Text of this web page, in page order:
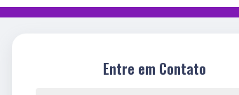
Entre em Contato